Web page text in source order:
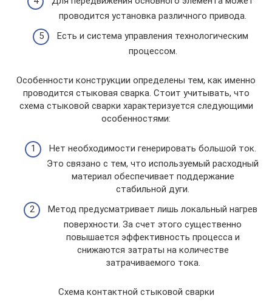
проводится установка различного привода.
Есть и система управления технологическим
процессом.
Особенности конструкции определены тем, как именно
проводится стыковая сварка. Стоит учитывать, что
схема стыковой сварки характеризуется следующими
особенностями:
Нет необходимости генерировать большой ток.
Это связано с тем, что используемый расходный
материал обеспечивает поддержание
стабильной дуги.
Метод предусматривает лишь локальный нагрев
поверхности. За счет этого существенно
повышается эффективность процесса и
снижаются затраты на количестве
затрачиваемого тока.
Схема контактной стыковой сварки